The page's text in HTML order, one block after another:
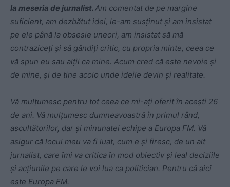
la meseria de jurnalist.Am comentat de pe margine
suficient, am dezbătut idei, le-am susținut și am insistat
pe ele până la obsesie uneori, am insistat să mă
contraziceți și să gândiți critic, cu propria minte, ceea ce
vă spun eu sau alții ca mine. Acum cred că este nevoie și
de mine, și de tine acolo unde ideile devin și realitate.
Vă mulțumesc pentru tot ceea ce mi-ați oferit în acești 26
de ani. Vă mulțumesc dumneavoastră în primul rând,
ascultătorilor, dar și minunatei echipe a Europa FM. Vă
asigur că locul meu va fi luat, cum e și firesc, de un alt
jurnalist, care îmi va critica în mod obiectiv și leal deciziile
și acțiunile pe care le voi lua ca politician. Pentru că aici
este Europa FM.